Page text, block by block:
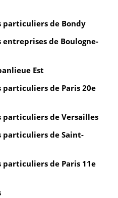
particuliers de Bondy
entreprises de Boulogne-
Est
particuliers de Paris 20e
particuliers de Versailles
particuliers de Saint-
particuliers de Paris 11e